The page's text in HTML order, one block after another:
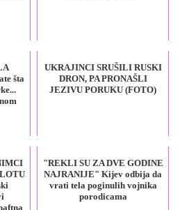
šta
UKRAJINCI SRUŠILI RUSKI
DRON, PA PRONAŠLI
JEZIVU PORUKU (FOTO)
"REKLI SU ZA DVE GODINE
NAJRANIJE" Kijev odbija da
vrati tela poginulih vojnika
porodicama